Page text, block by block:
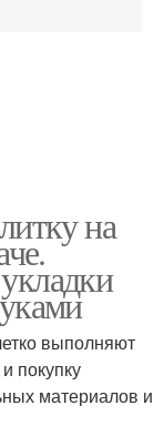
на
выполняют
покупку
материалов и